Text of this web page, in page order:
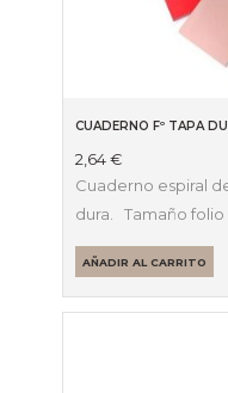
CUADERNO Fº TAPA
2,64€
Cuaderno espiral
dura. Tamaño folio
AÑADIR AL CARRITO